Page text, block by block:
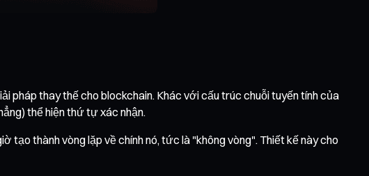
pháp thay thế cho blockchain. Khác với cấu trúc chuỗi tuyến tính của
thể hiện thứ tự xác nhận.
tạo thành vòng lặp về chính nó, tức là "không vòng". Thiết kế này cho